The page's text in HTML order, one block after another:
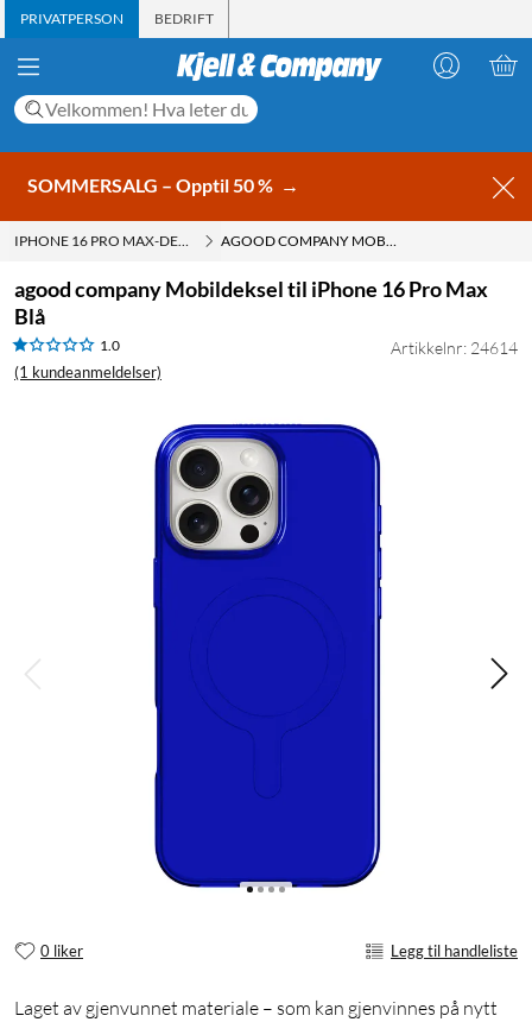
PRIVATPERSON BEDRIFT
SOMMERSALG – Opptil 50 % →
IPHONE 16 PRO MAX-DEKSLER AGOOD COMPANY MOBILDEKSEL TIL IPHONE 16 PRO MAX BLÅ
agood company Mobildeksel til iPhone 16 Pro Max
Blå
1.0
(1 kundeanmeldelser)
Artikkelnr: 24614
0 liker Legg til handleliste
Laget av gjenvunnet materiale – som kan gjenvinnes på nytt